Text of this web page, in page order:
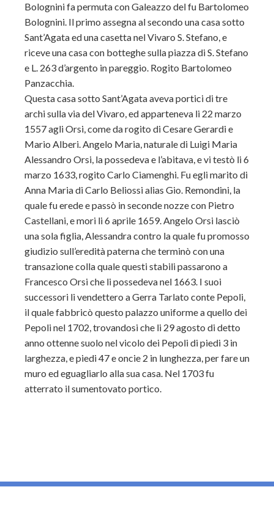
Bolognini fa permuta con Galeazzo del fu Bartolomeo
Bolognini. Il primo assegna al secondo una casa sotto
Sant’Agata ed una casetta nel Vivaro S. Stefano, e
riceve una casa con botteghe sulla piazza di S. Stefano
e L. 263 d’argento in pareggio. Rogito Bartolomeo
Panzacchia.
Questa casa sotto Sant’Agata aveva portici di tre
archi sulla via del Vivaro, ed apparteneva li 22 marzo
1557 agli Orsi, come da rogito di Cesare Gerardi e
Mario Alberi. Angelo Maria, naturale di Luigi Maria
Alessandro Orsi, la possedeva e l’abitava, e vi testò li 6
marzo 1633, rogito Carlo Ciamenghi. Fu egli marito di
Anna Maria di Carlo Beliossi alias Gio. Remondini, la
quale fu erede e passò in seconde nozze con Pietro
Castellani, e mori li 6 aprile 1659. Angelo Orsi lasciò
una sola figlia, Alessandra contro la quale fu promosso
giudizio sull’eredità paterna che terminò con una
transazione colla quale questi stabili passarono a
Francesco Orsi che li possedeva nel 1663. I suoi
successori li vendettero a Gerra Tarlato conte Pepoli,
il quale fabbricò questo palazzo uniforme a quello dei
Pepoli nel 1702, trovandosi che li 29 agosto di detto
anno ottenne suolo nel vicolo dei Pepoli di piedi 3 in
larghezza, e piedi 47 e oncie 2 in lunghezza, per fare un
muro ed eguagliarlo alla sua casa. Nel 1703 fu
atterrato il sumentovato portico.